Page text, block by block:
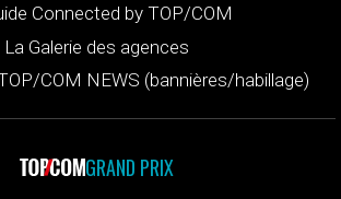
Connected by TOP/COM
La Galerie des agences
COM NEWS (bannières/habillage)
GRAND PRIX